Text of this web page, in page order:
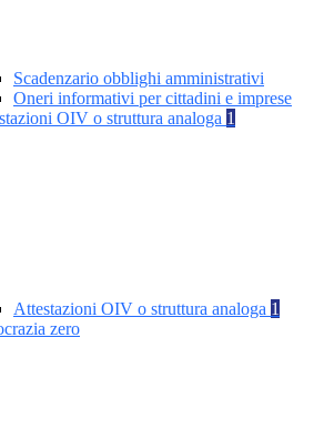
Scadenzario obblighi amministrativi
Oneri informativi per cittadini e imprese
OIV o struttura analoga 1
Attestazioni OIV o struttura analoga 1
zero